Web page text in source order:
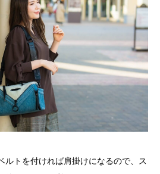
ルトを付ければ肩掛けになるので、ス